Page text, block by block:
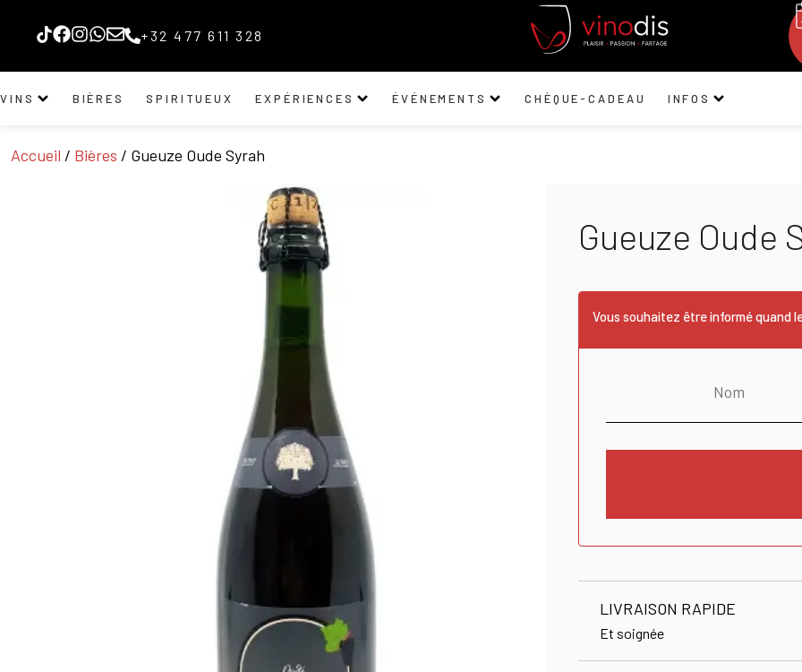
+32 477 611 328
VINS BIÈRES SPIRITUEUX EXPÉRIENCES ÉVÉNEMENTS CHÈQUE-CADEAU INFOS
Accueil / Bières / Gueuze Oude Syrah
Gueuze Oude
Vous souhaitez être informé quand
LIVRAISON RAPIDE
Et soignée